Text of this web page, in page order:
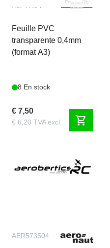
A3PTR04
Feuille PVC
transparente 0,4mm
(format A3)
8 En stock
€ 7,50
€ 6,20 TVA excl. shopping_cart
AER573504